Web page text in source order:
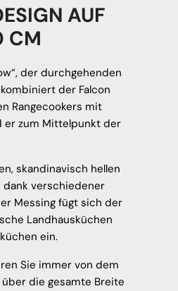
AUF
CM
der durchgehenden
der Falcon
Rangecookers mit
er zum Mittelpunkt der
skandinavisch hellen
dank verschiedener
Messing fügt sich der
Landhausküchen
ein.
Sie immer von dem
die gesamte Breite